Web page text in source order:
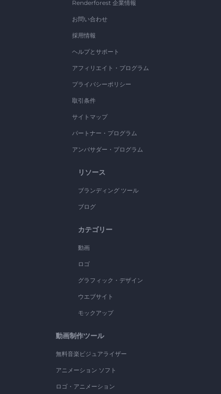
Renderforest 企業情報
お問い合わせ
採用情報
ヘルプとサポート
アフィリエイト・プログラム
プライバシーポリシー
取引条件
サイトマップ
パートナー・プログラム
アンバサダー・プログラム
リソース
ブランディング ツール
ブログ
カテゴリー
動画
ロゴ
グラフィック・デザイン
ウエブサイト
モックアップ
動画制作ツール
無料音楽ビジュアライザー
アニメーション ソフト
ロゴ・アニメーション